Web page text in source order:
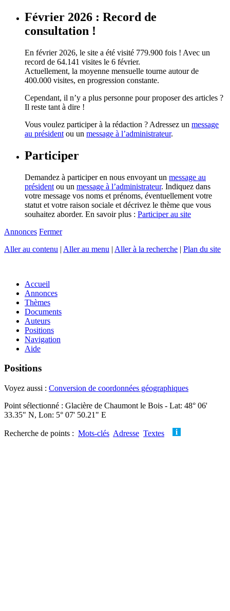
Février 2026 : Record de
consultation !
En février 2026, le site a été visité 779.900 fois ! Avec un
record de 64.141 visites le 6 février.
Actuellement, la moyenne mensuelle tourne autour de
400.000 visites, en progression constante.
Cependant, il n’y a plus personne pour proposer des articles ?
Il reste tant à dire !
Vous voulez participer à la rédaction ? Adressez un message
au président ou un message à l’administrateur.
Participer
Demandez à participer en nous envoyant un message au
président ou un message à l’administrateur. Indiquez dans
votre message vos noms et prénoms, éventuellement votre
statut et votre raison sociale et décrivez le thème que vous
souhaitez aborder. En savoir plus : Participer au site
Annonces Fermer
Aller au contenu | Aller au menu | Aller à la recherche | Plan du site
Accueil
Annonces
Thèmes
Documents
Auteurs
Positions
Navigation
Aide
Positions
Voyez aussi : Conversion de coordonnées géographiques
Point sélectionné : Glacière de Chaumont le Bois - Lat: 48° 06'
33.35" N, Lon: 5° 07' 50.21" E
Recherche de points : Mots-clés Adresse Textes